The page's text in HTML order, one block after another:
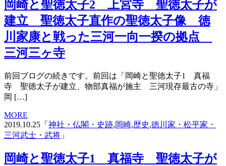
岡崎と聖徳太子2 上宮寺 聖徳太子が
建立 聖徳太子直作の聖徳太子像 徳
川家康と戦った三河一向一揆の拠点
三河三ヶ寺
前回ブログの続きです。前回は「岡崎と聖徳太子1 真福
寺 聖徳太子が建立、物部真福が施主 三河現存最古の寺」
岡 […]
MORE
2019.10.25「 神社・仏閣・史跡,岡崎,歴史,徳川家・松平家・
三河武士・武将 」
岡崎と聖徳太子1 真福寺 聖徳太子が